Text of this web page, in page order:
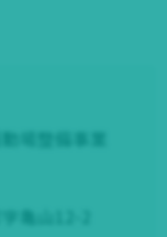
場整備事業
亀山12-2